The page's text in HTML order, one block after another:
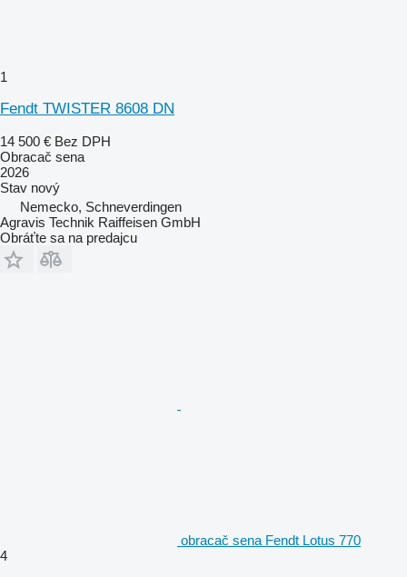
1
Fendt TWISTER 8608 DN
14 500 € Bez DPH
Obracač sena
2026
Stav nový
Nemecko, Schneverdingen
Agravis Technik Raiffeisen GmbH
Obráťte sa na predajcu
obracač sena Fendt Lotus 770
4